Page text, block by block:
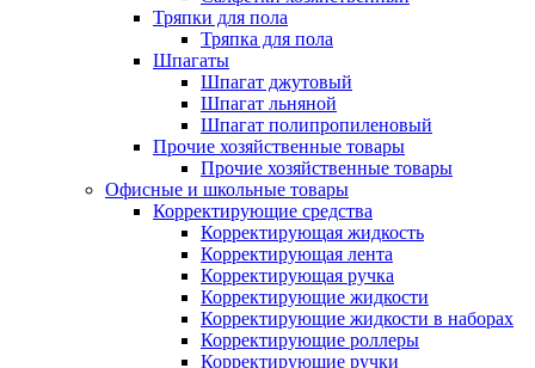
Тряпки для пола
Тряпка для пола
Шпагаты
Шпагат джутовый
Шпагат льняной
Шпагат полипропиленовый
Прочие хозяйственные товары
Прочие хозяйственные товары
Офисные и школьные товары
Корректирующие средства
Корректирующая жидкость
Корректирующая лента
Корректирующая ручка
Корректирующие жидкости
Корректирующие жидкости в наборах
Корректирующие роллеры
Корректирующие ручки